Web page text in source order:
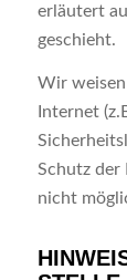
erläutert
geschieht.
Wir
Internet
Schutz
nicht